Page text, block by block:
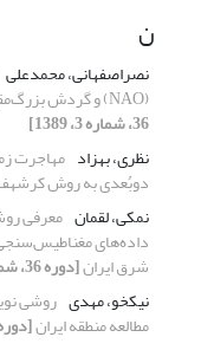
ن
نصراصفهانی، محمدعلی
(NAO) و گردش بزرگ‌مقیاس وردسپهر در جنوب غرب آسیا
36، شماره 3، 1389]
نظری، بهزاد مهاجرت
دوبُعدی به روش
نمکی، لقمان معرفی
داده‌های
شرق ایران[دوره 36، شماره 1، 1389]
نیکخو، مهدی روشی
مطالعه منطقه ایران[دوره 36، شماره